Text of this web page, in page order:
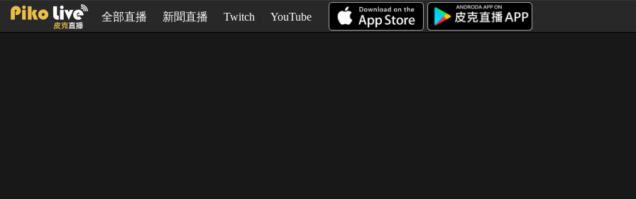
全部直播 新聞直播 Twitch YouTube